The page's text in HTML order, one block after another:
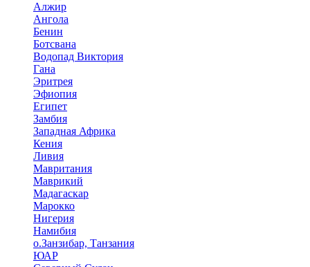
Алжир
Ангола
Бенин
Ботсвана
Водопад Виктория
Гана
Эритрея
Эфиопия
Египет
Замбия
Западная Африка
Кения
Ливия
Мавритания
Маврикий
Мадагаскар
Марокко
Нигерия
Намибия
о.Занзибар, Танзания
ЮАР